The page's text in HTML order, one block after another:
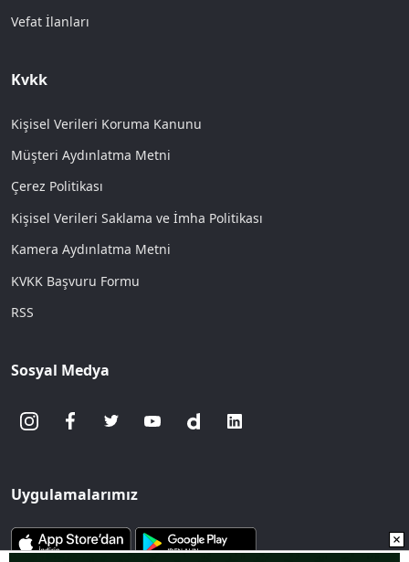
Vefat İlanları
Kvkk
Kişisel Verileri Koruma Kanunu
Müşteri Aydınlatma Metni
Çerez Politikası
Kişisel Verileri Saklama ve İmha Politikası
Kamera Aydınlatma Metni
KVKK Başvuru Formu
RSS
Sosyal Medya
Uygulamalarımız